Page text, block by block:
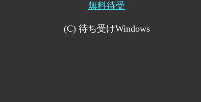
無料待受
(C) 待ち受けWindows